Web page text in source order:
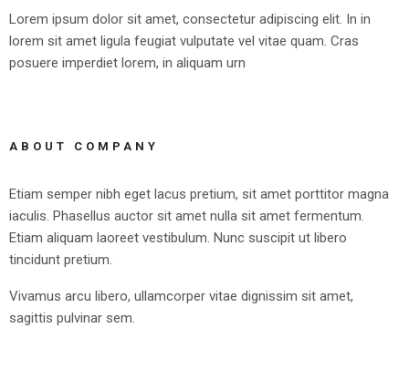
Lorem ipsum dolor sit amet, consectetur adipiscing elit. In in
lorem sit amet ligula feugiat vulputate vel vitae quam. Cras
posuere imperdiet lorem, in aliquam urn
ABOUT COMPANY
Etiam semper nibh eget lacus pretium, sit amet porttitor magna
iaculis. Phasellus auctor sit amet nulla sit amet fermentum.
Etiam aliquam laoreet vestibulum. Nunc suscipit ut libero
tincidunt pretium.
Vivamus arcu libero, ullamcorper vitae dignissim sit amet,
sagittis pulvinar sem.